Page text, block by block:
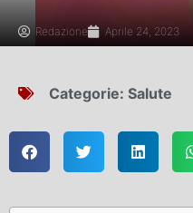
Redazione Aprile 24, 2023
Categorie: Salute